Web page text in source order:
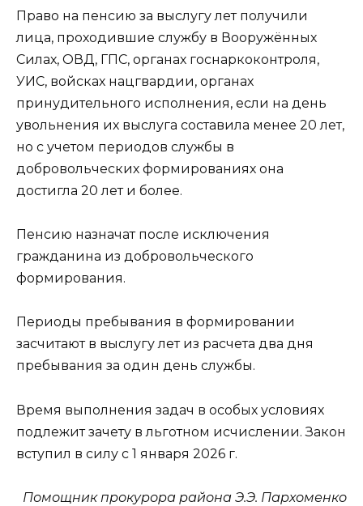
Право на пенсию за выслугу лет получили
лица, проходившие службу в Вооружённых
Силах, ОВД, ГПС, органах госнаркоконтроля,
УИС, войсках нацгвардии, органах
принудительного исполнения, если на день
увольнения их выслуга составила менее 20 лет,
но с учетом периодов службы в
добровольческих формированиях она
достигла 20 лет и более.
Пенсию назначат после исключения
гражданина из добровольческого
формирования.
Периоды пребывания в формировании
засчитают в выслугу лет из расчета два дня
пребывания за один день службы.
Время выполнения задач в особых условиях
подлежит зачету в льготном исчислении. Закон
вступил в силу с 1 января 2026 г.
Помощник прокурора района Э.Э. Пархоменко